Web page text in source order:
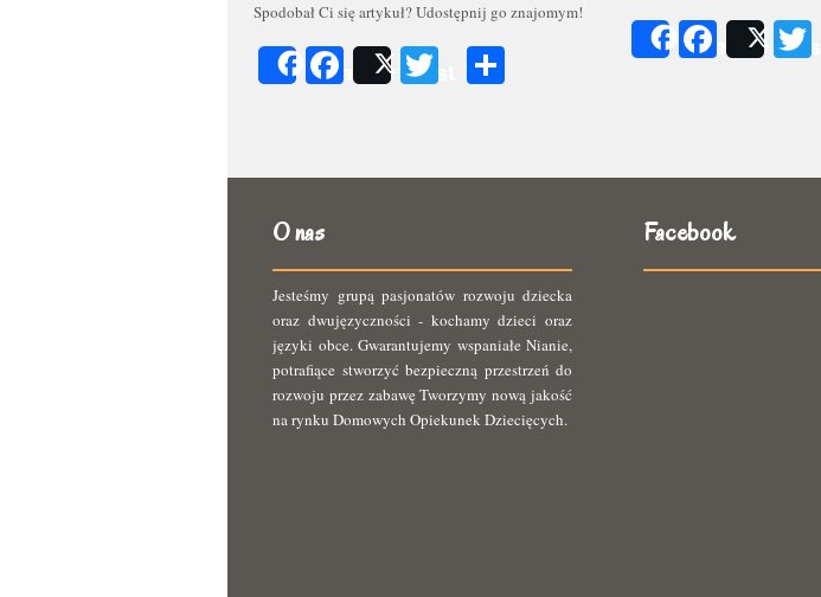
Spodobał Ci się artykuł? Udostępnij go znajomym!
ShareFacebook
Post Twitter Share Post
O nas
Jesteśmy grupą pasjonatów rozwoju dziecka
oraz dwujęzyczności - kochamy dzieci oraz
języki obce. Gwarantujemy wspaniałe Nianie,
potrafiące stworzyć bezpieczną przestrzeń do
rozwoju przez zabawę Tworzymy nową jakość
na rynku Domowych Opiekunek Dziecięcych.
Facebook